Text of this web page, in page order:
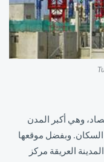
وهي أكبر المدن
السكان. وبفضل موقعها
العريقة مركز